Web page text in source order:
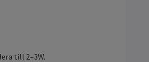
till 2–3W.